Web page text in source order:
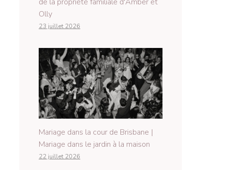
Olly
23 juillet 2026
Mariage dans la cour de Brisbane |
Mariage dans le jardin à la maison
22 juillet 2026